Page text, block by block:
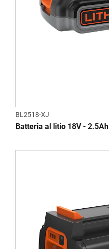
BL2518-XJ
Batteria al litio 18V - 2.5Ah